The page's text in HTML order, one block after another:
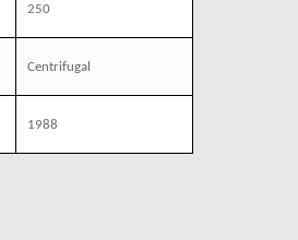
250
Centrifugal
1988